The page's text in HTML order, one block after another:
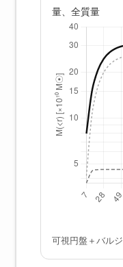
量、全質量
可視円盤＋バルジ